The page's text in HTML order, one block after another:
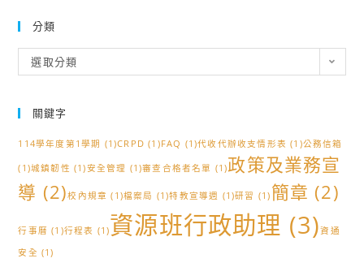
分類
類
選取分類
關鍵字
114學年度第1學期 (1)CRPD (1)FAQ (1)代收代辦收支情形表 (1)公務信箱
(1)城鎮韌性 (1)安全管理 (1)審查合格者名單 (1)政策及業務宣
導 (2)校內規章 (1)檔案局 (1)特教宣導週 (1)研習 (1) 簡章 (2)
行事曆 (1)行程表 (1)資源班行政助理 (3)資通
安全 (1)